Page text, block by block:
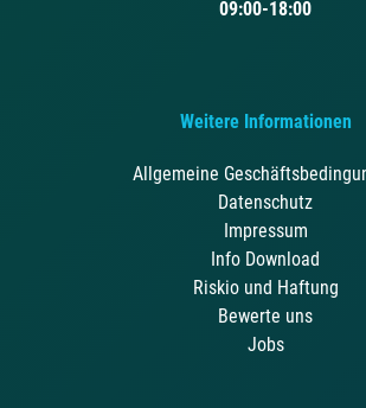
09:00-18:00
Weitere Informationen
Allgemeine
Datenschutz
Impressum
Info Download
Riskio und Haftung
Bewerte uns
Jobs